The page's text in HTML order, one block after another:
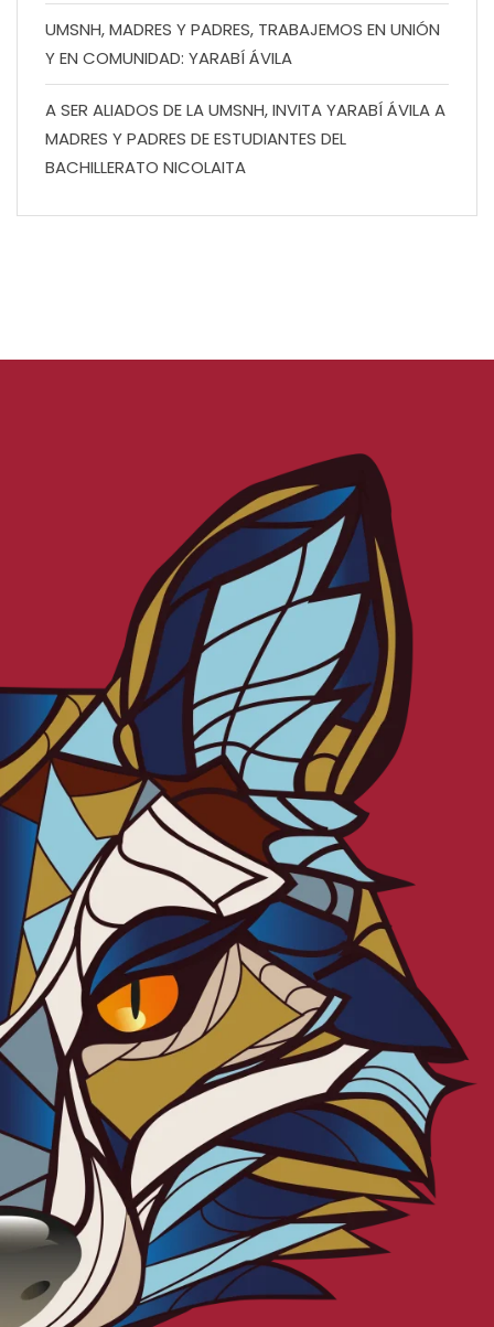
UMSNH, MADRES Y PADRES, TRABAJEMOS EN UNIÓN
Y EN COMUNIDAD: YARABÍ ÁVILA
A SER ALIADOS DE LA UMSNH, INVITA YARABÍ ÁVILA A
MADRES Y PADRES DE ESTUDIANTES DEL
BACHILLERATO NICOLAITA